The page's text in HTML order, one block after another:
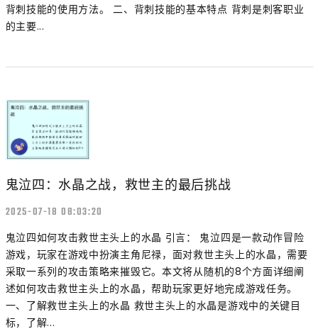
背刺技能的使用方法。 二、背刺技能的基本特点 背刺是刺客职业
的主要...
鬼泣四：水晶之战，救世主的最后挑战
2025-07-18 08:03:20
鬼泣四如何攻击救世主头上的水晶 引言： 鬼泣四是一款动作冒险
游戏，玩家在游戏中扮演主角尼禄，面对救世主头上的水晶，需要
采取一系列的攻击策略来摧毁它。本文将从随机的8个方面详细阐
述如何攻击救世主头上的水晶，帮助玩家更好地完成游戏任务。
一、了解救世主头上的水晶 救世主头上的水晶是游戏中的关键目
标，了解...